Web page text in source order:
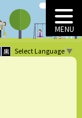
MENU
黒 Select Language ▼